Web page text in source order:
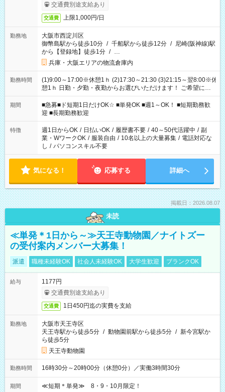
交通費別途支給あり
交通費 上限1,000円/日
勤務地
大阪市西淀川区
御幣島駅から徒歩10分 / 千船駅から徒歩12分 / 尼崎(阪神線)駅
から【登録地】徒歩1分 / …
兵庫・大阪エリアの物流倉庫内
勤務時間
(1)9:00～17:00※休憩1ｈ (2)17:30～21:30 (3)21:15～翌8:00※休
憩1ｈ 日勤・夕勤・夜勤からお選びいただけます！ ご希望に合
わせて働けるお仕事です(*^^*) 【その他選べる勤務時間】 8-17
時/9-17時/9-18時/10-18時/11-21時/18-22時/20-翌4時/21-翌5
時/22-翌6時/0-翌8時 ご自身のご都合で選んで頂ける完全自由シ
フト！
期間
■急募■ド短期1日だけOK☆ ■単発OK ■週1～OK！ ■短期勤務歓
迎 ■長期勤務歓迎
特徴 週1日からOK / 日払いOK / 履歴書不要 / 40～50代活躍中 / 副
業・WワークOK / 服装自由 / 10名以上の大量募集 / 電話対応な
し / パソコンスキル不要
気になる！ 応募する 詳細へ
掲載日：2026.08.07
未読
≪単発＊1日から～≫天王寺動物園／ナイトズー
の受付案内メンバー大募集！
派遣 職種未経験OK 社会人未経験OK 大学生歓迎 ブランクOK
給与
1177円
交通費別途支給あり
交通費 1日450円迄の実費を支給
勤務地
大阪市天王寺区
天王寺駅から徒歩5分 / 動物園前駅から徒歩5分 / 新今宮駅か
ら徒歩5分
天王寺動物園
勤務時間 16時30分～20時00分（休憩0分）／実働3時間30分
期間 ≪短期＊単発≫ 8・9・10月限定！